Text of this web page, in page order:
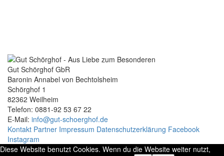
Gut Schörghof GbR
Baronin Annabel von Bechtolsheim
Schörghof 1
82362 Weilheim
Telefon: 0881-92 53 67 22
E-Mail: info@gut-schoerghof.de
Kontakt Partner Impressum Datenschutzerklärung Facebook
Instagram
Diese Website benutzt Cookies. Wenn du die Website weiter nutzt,